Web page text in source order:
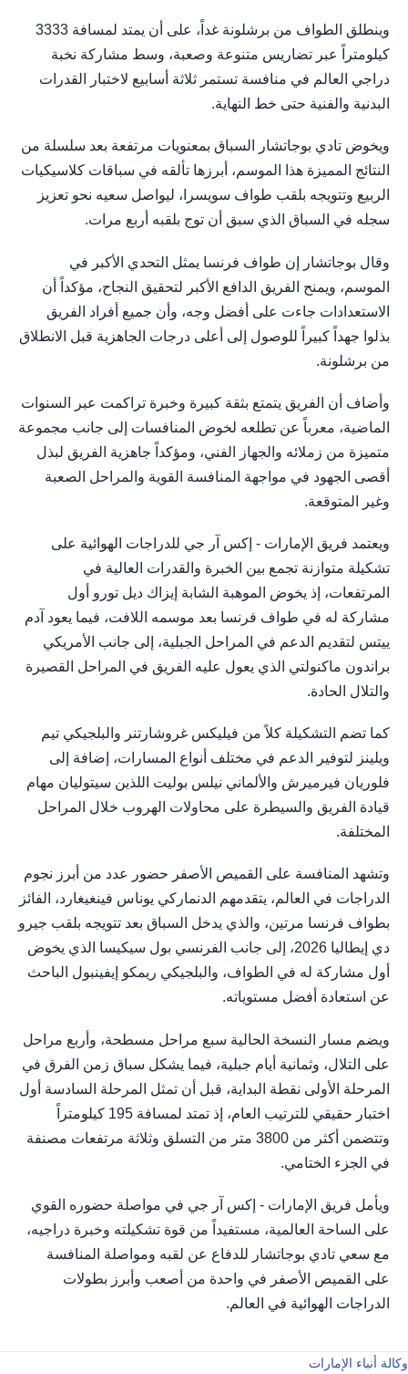
وينطلق الطواف من برشلونة غداً، على أن يمتد لمسافة 3333
كيلومتراً عبر تضاريس متنوعة وصعبة، وسط مشاركة نخبة
دراجي العالم في منافسة تستمر ثلاثة أسابيع لاختبار القدرات
البدنية والفنية حتى خط النهاية.
ويخوض تادي بوجاتشار السباق بمعنويات مرتفعة بعد سلسلة من
النتائج المميزة هذا الموسم، أبرزها تألقه في سباقات كلاسيكيات
الربيع وتتويجه بلقب طواف سويسرا، ليواصل سعيه نحو تعزيز
سجله في السباق الذي سبق أن توج بلقبه أربع مرات.
وقال بوجاتشار إن طواف فرنسا يمثل التحدي الأكبر في
الموسم، ويمنح الفريق الدافع الأكبر لتحقيق النجاح، مؤكداً أن
الاستعدادات جاءت على أفضل وجه، وأن جميع أفراد الفريق
بذلوا جهداً كبيراً للوصول إلى أعلى درجات الجاهزية قبل الانطلاق
من برشلونة.
وأضاف أن الفريق يتمتع بثقة كبيرة وخبرة تراكمت عبر السنوات
الماضية، معرباً عن تطلعه لخوض المنافسات إلى جانب مجموعة
متميزة من زملائه والجهاز الفني، ومؤكداً جاهزية الفريق لبذل
أقصى الجهود في مواجهة المنافسة القوية والمراحل الصعبة
وغير المتوقعة.
ويعتمد فريق الإمارات - إكس آر جي للدراجات الهوائية على
تشكيلة متوازنة تجمع بين الخبرة والقدرات العالية في
المرتفعات، إذ يخوض الموهبة الشابة إيزاك ديل تورو أول
مشاركة له في طواف فرنسا بعد موسمه اللافت، فيما يعود آدم
ييتس لتقديم الدعم في المراحل الجبلية، إلى جانب الأمريكي
براندون ماكنولتي الذي يعول عليه الفريق في المراحل القصيرة
والتلال الحادة.
كما تضم التشكيلة كلاً من فيليكس غروشارتنر والبلجيكي تيم
ويلينز لتوفير الدعم في مختلف أنواع المسارات، إضافة إلى
فلوريان فيرميرش والألماني نيلس بوليت اللذين سيتوليان مهام
قيادة الفريق والسيطرة على محاولات الهروب خلال المراحل
المختلفة.
وتشهد المنافسة على القميص الأصفر حضور عدد من أبرز نجوم
الدراجات في العالم، يتقدمهم الدنماركي يوناس فينغيغارد، الفائز
بطواف فرنسا مرتين، والذي يدخل السباق بعد تتويجه بلقب جيرو
دي إيطاليا 2026، إلى جانب الفرنسي بول سيكيسا الذي يخوض
أول مشاركة له في الطواف، والبلجيكي ريمكو إيفينبول الباحث
عن استعادة أفضل مستوياته.
ويضم مسار النسخة الحالية سبع مراحل مسطحة، وأربع مراحل
على التلال، وثمانية أيام جبلية، فيما يشكل سباق زمن الفرق في
المرحلة الأولى نقطة البداية، قبل أن تمثل المرحلة السادسة أول
اختبار حقيقي للترتيب العام، إذ تمتد لمسافة 195 كيلومتراً
وتتضمن أكثر من 3800 متر من التسلق وثلاثة مرتفعات مصنفة
في الجزء الختامي.
ويأمل فريق الإمارات - إكس آر جي في مواصلة حضوره القوي
على الساحة العالمية، مستفيداً من قوة تشكيلته وخبرة دراجيه،
مع سعي تادي بوجاتشار للدفاع عن لقبه ومواصلة المنافسة
على القميص الأصفر في واحدة من أصعب وأبرز بطولات
الدراجات الهوائية في العالم.
وكالة أنباء الإمارات